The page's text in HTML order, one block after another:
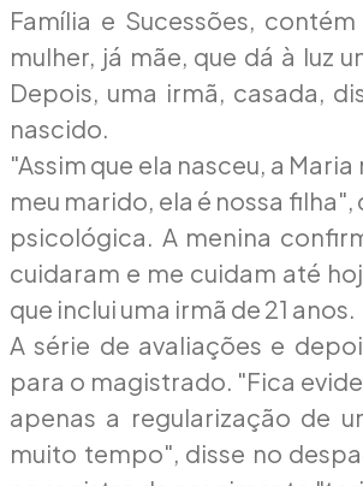
Família e Sucessões,
mulher, já mãe, que dá à luz
Depois, uma irmã, casada,
nascido.
"Assim que ela nasceu, a
meu marido, ela é nossa
psicológica. A menina
cuidaram e me cuidam até
que inclui uma irmã de 21 anos.
A série de avaliações e
para o magistrado. "Fica
apenas a regularização de
muito tempo", disse no